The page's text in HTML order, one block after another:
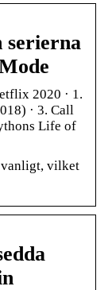
serierna
2020 · 1.
· 3. Call
Life of
vanligt, vilket